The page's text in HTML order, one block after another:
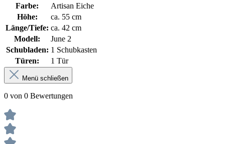
Farbe:
Artisan Eiche
Höhe:
ca. 55 cm
Länge/Tiefe: ca. 42 cm
Modell:
June 2
Schubladen: 1 Schubkasten
Türen:
1 Tür
Menü schließen
0 von 0 Bewertungen